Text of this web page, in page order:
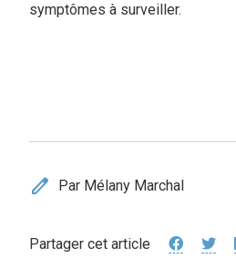
symptômes à surveiller.
edit Par Mélany Marchal
Partager cet article